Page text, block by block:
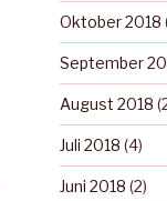
Oktober 2018
September
August 2018
Juli 2018 (4)
Juni 2018 (2)